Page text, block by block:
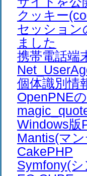
クッキー
セッション
ました
携帯電話端
個体識別情
OpenPNE
Windows版
Mantis(マ
CakePHP
Symfony(